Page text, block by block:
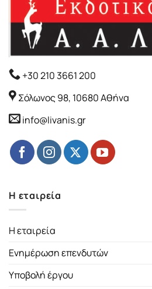
+30 210 3661 200
Σόλωνος 98, 10680 Αθήνα
info@livanis.gr
Η εταιρεία
Η εταιρεία
Ενημέρωση επενδυτών
Υποβολή έργου